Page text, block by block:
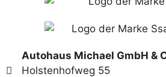
Autohaus Michael GmbH &
Holstenhofweg 55